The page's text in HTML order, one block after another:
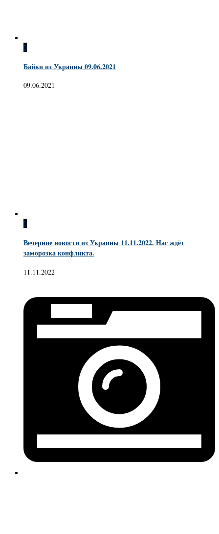
0
Байки из Украины 09.06.2021
09.06.2021
0
Вечерние новости из Украины 11.11.2022. Нас ждёт
заморозка конфликта.
11.11.2022